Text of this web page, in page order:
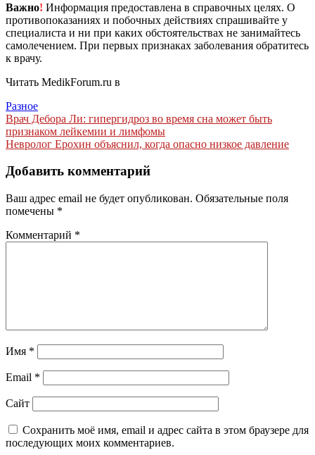
Важно! Информация предоставлена в справочных целях. О
противопоказаниях и побочных действиях спрашивайте у
специалиста и ни при каких обстоятельствах не занимайтесь
самолечением. При первых признаках заболевания обратитесь
к врачу.
Читать MedikForum.ru в
Разное
Навигация
по
Врач Дебора Ли: гипергидроз во время сна может быть
признаком лейкемии и лимфомы
Невролог Ерохин объяснил, когда опасно низкое давление
Добавить комментарий
Ваш адрес email не будет опубликован. Обязательные поля
помечены *
Комментарий *
Имя *
Email *
Сайт
Сохранить моё имя, email и адрес сайта в этом браузере для
последующих моих комментариев.